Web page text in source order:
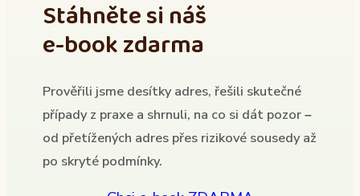
Stáhněte si náš
e-book zdarma
Prověřili jsme desítky adres, řešili skutečné
případy z praxe a shrnuli, na co si dát pozor –
od přetížených adres přes rizikové sousedy až
po skryté podmínky.